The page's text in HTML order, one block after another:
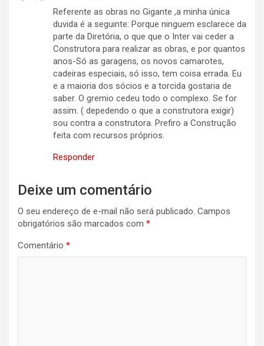
Referente as obras no Gigante ,a minha única
duvida é a seguinte: Porque ninguem esclarece da
parte da Diretória, o que que o Inter vai ceder a
Construtora para realizar as obras, e por quantos
anos-Só as garagens, os novos camarotes,
cadeiras especiais, só isso, tem coisa errada. Eu
e a maioria dos sócios e a torcida gostaria de
saber. O gremio cedeu todo o complexo. Se for
assim. ( depedendo o que a construtora exigir)
sou contra a construtora. Prefiro a Construção
feita com recursos próprios.
Responder
Deixe um comentário
O seu endereço de e-mail não será publicado. Campos
obrigatórios são marcados com *
Comentário *